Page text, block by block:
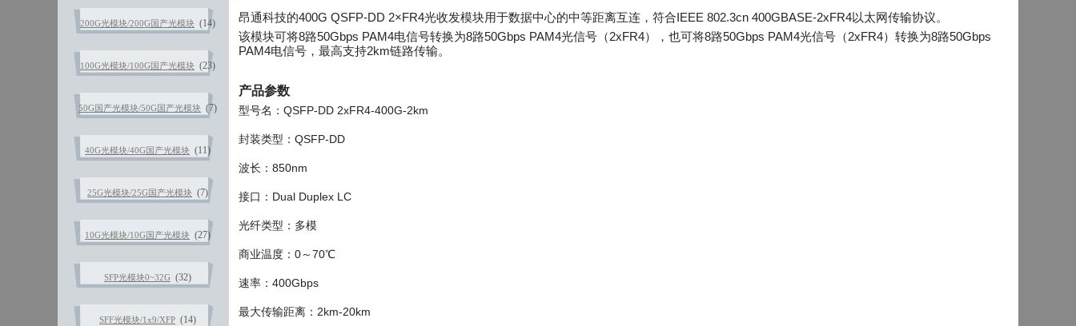
200G光模块/200G国产光模块 (14)
100G光模块/100G国产光模块 (23)
50G国产光模块/50G国产光模块 (7)
40G光模块/40G国产光模块 (11)
25G光模块/25G国产光模块 (7)
10G光模块/10G国产光模块 (27)
SFP光模块0~32G (32)
SFF光模块/1x9/XFP (14)
昂通科技的400G QSFP-DD 2×FR4光收发模块用于数据中心的中等距离互连，符合IEEE 802.3cn 400GBASE-2xFR4以太网传输协议。
该模块可将8路50Gbps PAM4电信号转换为8路50Gbps PAM4光信号（2xFR4），也可将8路50Gbps PAM4光信号（2xFR4）转换为8路50Gbps
PAM4电信号，最高支持2km链路传输。
产品参数
型号名：QSFP-DD 2xFR4-400G-2km
封装类型：QSFP-DD
波长：850nm
接口： Dual Duplex LC
光纤类型：多模
商业温度：0～70℃
速率：400Gbps
最大传输距离：2km-20km